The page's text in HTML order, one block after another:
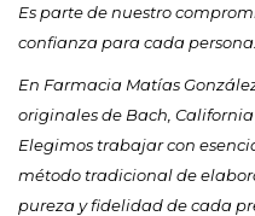
Es parte de nuestro
confianza para cada persona.
En Farmacia Matías
originales de Bach, California
Elegimos trabajar con
método tradicional de
pureza y fidelidad de cada